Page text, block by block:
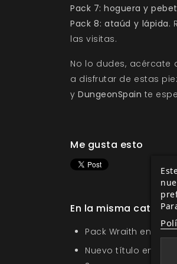
Pack 7: hoguera y
Pack 8: ataúd y lápida.
las visitas.
No lo dudes,
a disfrutar de estas
y DungeonSpain te
Me gusta esto
En la misma
Pack Wraith en la
Nuevo título en la